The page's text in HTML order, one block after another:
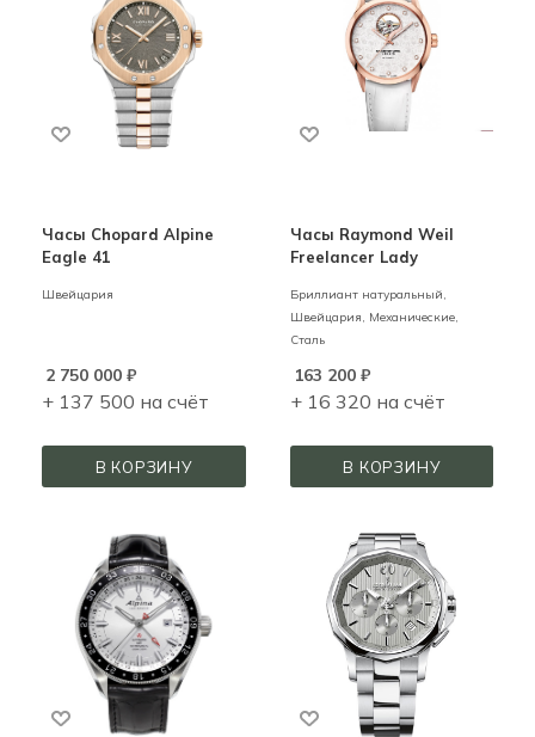
Часы Chopard Alpine
Eagle 41
Швейцария
2 750 000 ₽
+ 137 500 на счёт
В КОРЗИНУ
Часы Raymond Weil
Freelancer Lady
Бриллиант натуральный,
Швейцария, Механические,
Сталь
163 200₽
+ 16 320 на счёт
В КОРЗИНУ